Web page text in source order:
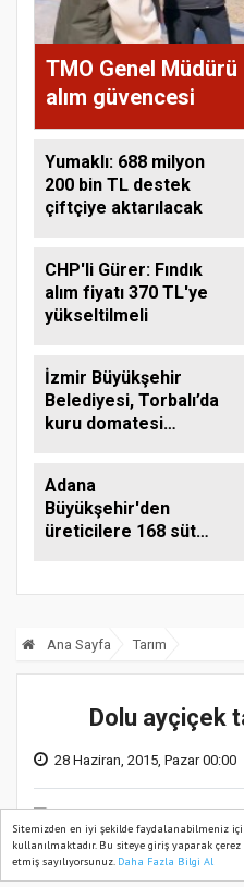
Sitemizden en iyi şekilde faydalanabilmeniz
kullanılmaktadır. Bu siteye giriş yaparak çerez
etmiş sayılıyorsunuz. Daha Fazla Bilgi Al
TMO Genel
alım güvencesi
Yumaklı: 688 milyon
200 bin TL destek
çiftçiye aktarılacak
CHP'li Gürer: Fındık
alım fiyatı 370 TL'ye
yükseltilmeli
İzmir Büyükşehir
Belediyesi, Torbalı’da
kuru domatesi
Adana
Büyükşehir'den
üreticilere 168 süt
Ana Sayfa Tarım
Dolu ayçiçek
28 Haziran, 2015, Pazar 00:00
0
Ana Sayfa Web TV